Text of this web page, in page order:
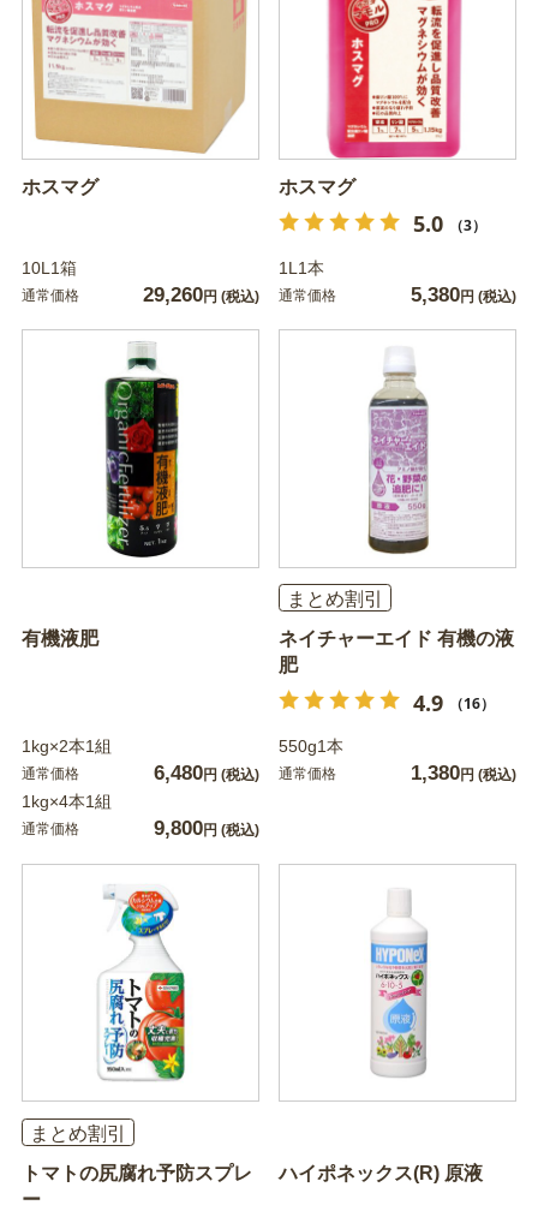
ホスマグ
10L1箱
通常価格 29,260円 (税込)
ホスマグ
5.0 （3）
1L1本
通常価格 5,380円 (税込)
有機液肥
1kg×2本1組
通常価格 6,480円 (税込)
1kg×4本1組
通常価格 9,800円 (税込)
まとめ割引
ネイチャーエイド 有機の液
肥
4.9 （16）
550g1本
通常価格 1,380円 (税込)
まとめ割引
トマトの尻腐れ予防スプレ
ー
ハイポネックス(R) 原液